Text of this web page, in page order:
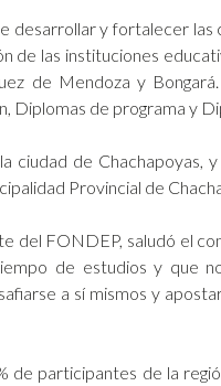
desarrollar y fortalecer
de las instituciones
de Mendoza y
Diplomas de programa y
ciudad de Chachapoyas,
Provincial de
del FONDEP, saludó el
de estudios y que
a sí mismos y
de participantes de la